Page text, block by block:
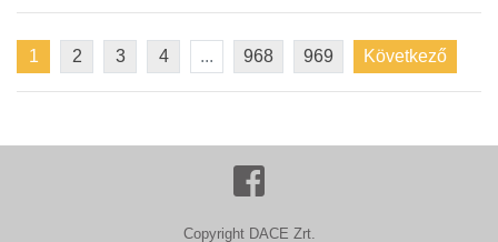
1 2 3 4 ... 968 969 Következő
Copyright DACE Zrt.